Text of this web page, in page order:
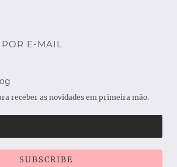
E-MAIL
receber as novidades em primeira mão.